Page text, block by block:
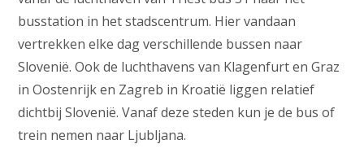
busstation in het stadscentrum. Hier vandaan
vertrekken elke dag verschillende bussen naar
Slovenië. Ook de luchthavens van Klagenfurt en Graz
in Oostenrijk en Zagreb in Kroatië liggen relatief
dichtbij Slovenië. Vanaf deze steden kun je de bus of
trein nemen naar Ljubljana.